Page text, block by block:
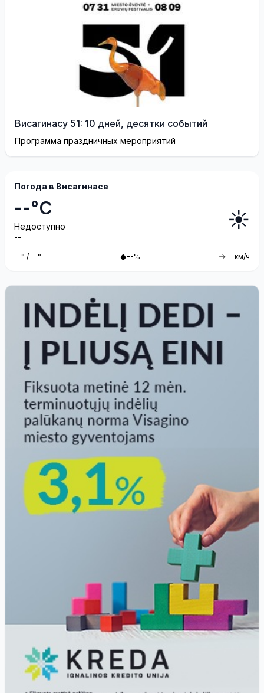
Висагинасу 51: 10 дней, десятки событий
Программа праздничных мероприятий
Погода в Висагинасе
--°C
Недоступно
--
☀️
--° / --° --% -- км/ч